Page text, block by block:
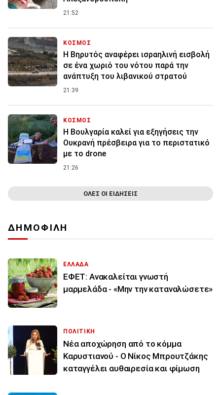
21:52
ΚΟΣΜΟΣ
Η Βηρυτός αναφέρει ισραηλινή εισβολή
σε ένα χωριό του νότου παρά την
ανάπτυξη του λιβανικού στρατού
21:39
ΚΟΣΜΟΣ
Η Βουλγαρία καλεί για εξηγήσεις την
Ουκρανή πρέσβειρα για το περιστατικό
με το drone
21:26
ΟΛΕΣ ΟΙ ΕΙΔΗΣΕΙΣ
ΔΗΜΟΦΙΛΗ
ΕΛΛΑΔΑ
ΕΦΕΤ: Ανακαλείται γνωστή
μαρμελάδα - «Μην την καταναλώσετε»
ΠΟΛΙΤΙΚΗ
Νέα αποχώρηση από το κόμμα
Καρυστιανού - Ο Νίκος Μπρουτζάκης
καταγγέλει αυθαιρεσία και φίμωση